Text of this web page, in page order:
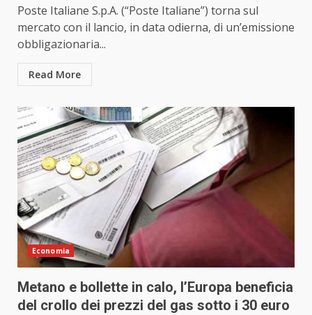
Poste Italiane S.p.A. (“Poste Italiane”) torna sul
mercato con il lancio, in data odierna, di un’emissione
obbligazionaria...
Read More
Economia
Metano e bollette in calo, l’Europa beneficia
del crollo dei prezzi del gas sotto i 30 euro